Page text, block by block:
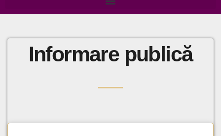
Informare publică